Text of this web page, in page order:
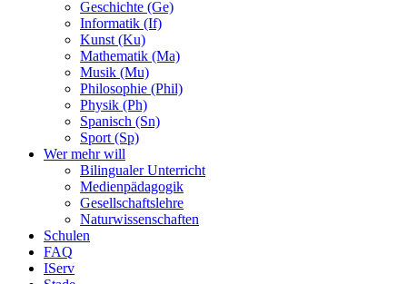
Geschichte (Ge)
Informatik (If)
Kunst (Ku)
Mathematik (Ma)
Musik (Mu)
Philosophie (Phil)
Physik (Ph)
Spanisch (Sn)
Sport (Sp)
Wer mehr will
Bilingualer Unterricht
Medienpädagogik
Gesellschaftslehre
Naturwissenschaften
Schulen
FAQ
IServ